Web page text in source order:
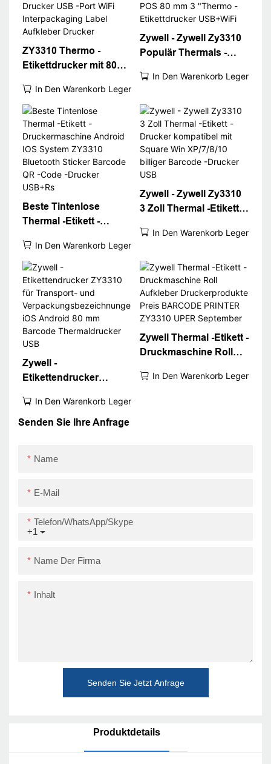
ZY3310 Thermo -
Etikettdrucker mit 80
Etikettenbarcode -
Drucker USB -Port WiFi
Interpackaging Label
Aufkleber Drucker
In Den Warenkorb Legen
Zywell - Zywell Zy3310
Populär Thermals -
Thermaldrucker POS
Etikettdrucker
USB+WiFi
In Den Warenkorb Legen
Beste Tintenlose
Thermal -Etikett -
Android IOS System
ZY3310 Bluetooth
Sticker Barcode QR -
Code -Drucker USB+Rs
In Den Warenkorb Legen
Zywell - Zywell Zy3310
3 Zoll Thermal -Etikett -
Square Win XP/7/8/10
Drucker USB
In Den Warenkorb Legen
Zywell -
Etikettendrucker
und
Verpackungsbezeichnu
Thermaldrucker USB
In Den Warenkorb Legen
Zywell Thermal -Etikett -
Druckmaschine Roll
Druckerprodukte Preis
In Den Warenkorb Legen
Senden Sie Ihre Anfrage
Name
E-Mail
+1
Telefon/WhatsApp/Skype
Name Der Firma
Inhalt
Senden Sie Jetzt Anfrage
Produktdetails